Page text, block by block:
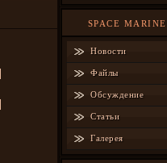
SPACE MARINE
Новости
Файлы
Обсуждение
Статьи
Галерея